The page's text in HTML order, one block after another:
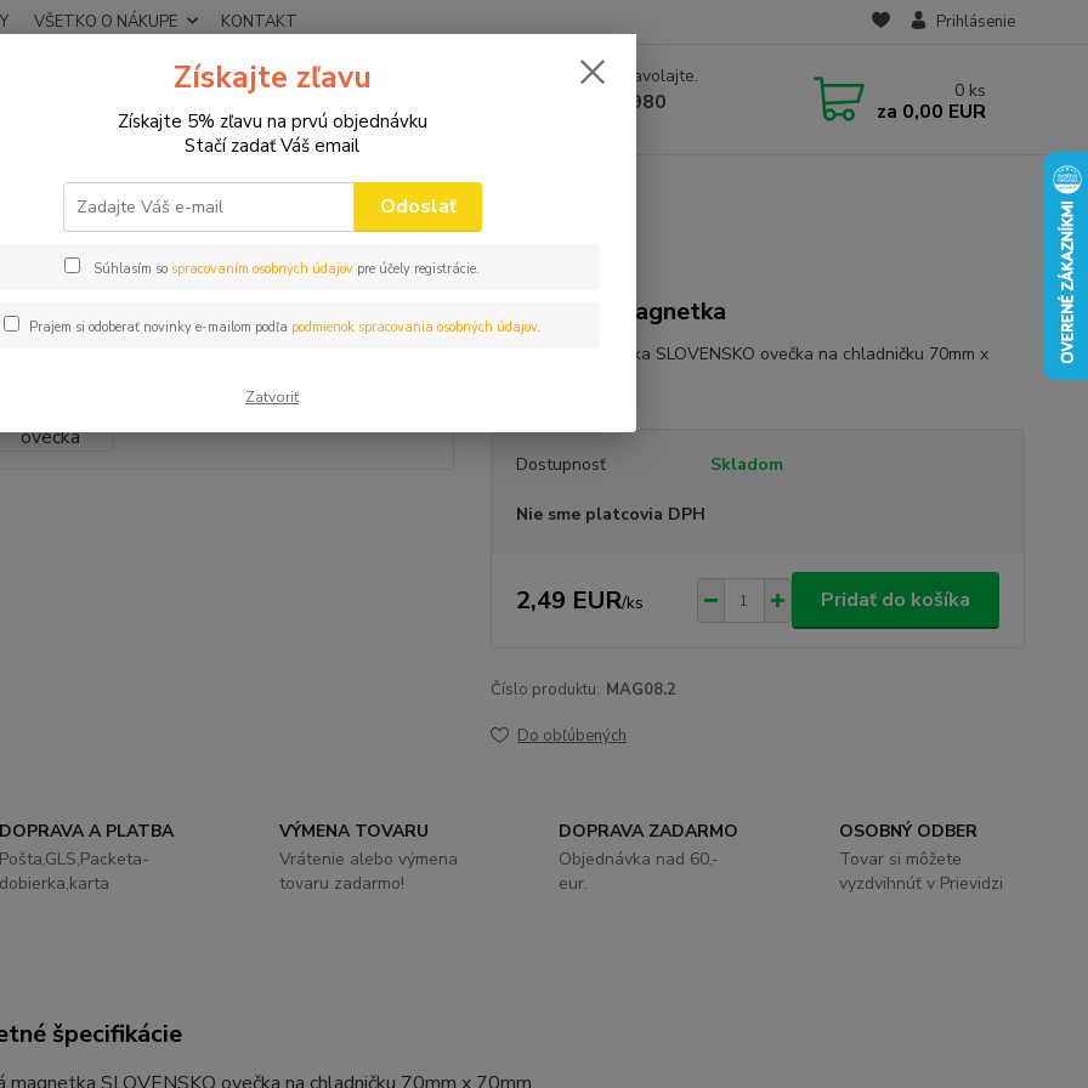
VŠETKO O NÁKUPE KONTAKT Prihlásenie
Neviete si rady? Zavolajte.
+421 910 582 980 0 ks
za 0,00 EUR
NOVINKY 2025 Magnetka Slovensko kr. ovečka
Slovensko kr. ovečka
Keramická magnetka
Keramická magnetka SLOVENSKO ovečka na chladničku 70mm x
Dostupnosť Skladom
Nie sme platcovia DPH
2,49 EUR/ks Pridať do košíka
Číslo produktu: MAG08.2
Do obľúbených
DOPRAVA A PLATBA
Pošta,GLS,Packeta-
dobierka,karta
VÝMENA TOVARU
Vrátenie alebo výmena
tovaru zadarmo!
DOPRAVA ZADARMO
Objednávka nad 60,-
eur.
OSOBNÝ ODBER
Tovar si môžete
vyzdvihnúť v Prievidzi
špecifikácie
Získajte zľavu
Získajte 5% zľavu na prvú objednávku
Stačí zadať Váš email
Odoslať
Súhlasím so spracovaním osobných údajov pre účely registrácie.
Prajem si odoberať novinky e-mailom podľa podmienok spracovania osobných údajov.
Zatvoriť